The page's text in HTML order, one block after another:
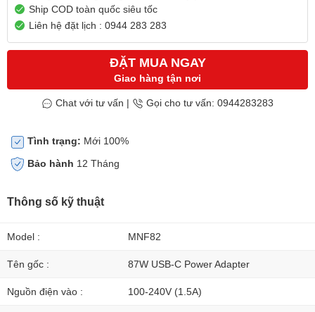
Ship COD toàn quốc siêu tốc
Liên hệ đặt lịch : 0944 283 283
ĐẶT MUA NGAY
Giao hàng tận nơi
Chat với tư vấn | Gọi cho tư vấn: 0944283283
Tình trạng: Mới 100%
Bảo hành 12 Tháng
Thông số kỹ thuật
Model : MNF82
Tên gốc : 87W USB-C Power Adapter
Nguồn điện vào : 100-240V (1.5A)